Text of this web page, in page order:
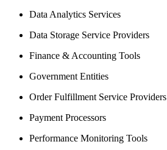
Data Analytics Services
Data Storage Service Providers
Finance & Accounting Tools
Government Entities
Order Fulfillment Service Providers
Payment Processors
Performance Monitoring Tools